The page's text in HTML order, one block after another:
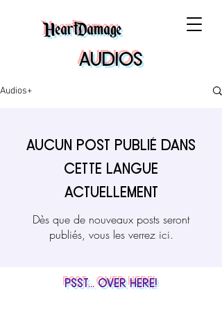
HeartDamage
Audios
Audios+
Aucun post publié dans
cette langue
actuellement
Dès que de nouveaux posts seront
publiés, vous les verrez ici.
Psst... Over Here!